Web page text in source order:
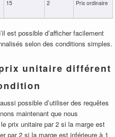
15 2 Prix ordinaire
est possible d’afficher facilement
selon des conditions simples.
unitaire différent
possible d’utiliser des requêtes
maintenant que nous
prix unitaire par 2 si la marge est
par 2 si la marge est inférieure à 1